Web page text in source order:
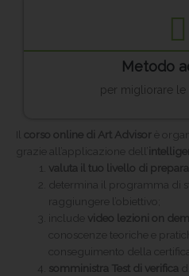
Metodo
per migliorare
Il corso online di Art Advisor è
grazie all’applicazione dell’
valuta il tuo livello di
determina il programma di
raggiungere l’obiettivo;
include video lezioni on
conoscenze teoriche e
conseguimento della
somministra Test di verifica